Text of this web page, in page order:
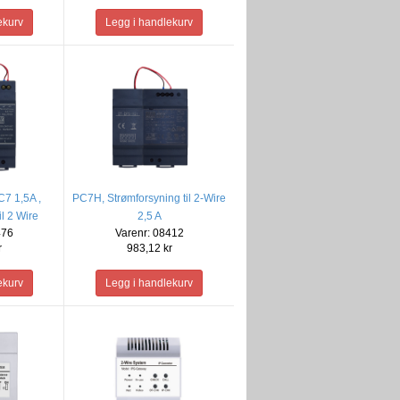
1,5A ,
2 Wire
PC7H, Strømforsyning til 2-Wire
2,5 A
Varenr: 08412
983,12 kr